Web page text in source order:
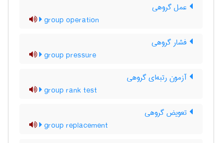
عمل گروهی
group operation
فشار گروهی
group pressure
آزمون رتبه‌ای گروهی
group rank test
تعویض گروهی
group replacement